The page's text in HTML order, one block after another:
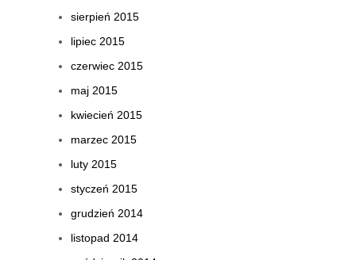
sierpień 2015
lipiec 2015
czerwiec 2015
maj 2015
kwiecień 2015
marzec 2015
luty 2015
styczeń 2015
grudzień 2014
listopad 2014